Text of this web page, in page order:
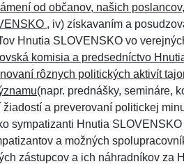
od občanov, našich
, iv) získavaním a
Hnutia SLOVENSKO vo
komisia a predsedníctvo
rôznych politických aktivít
(napr. prednášky, semináre,
a preverovaní politickej
sympatizanti Hnutia
a možných
zástupcov a ich náhradníkov za